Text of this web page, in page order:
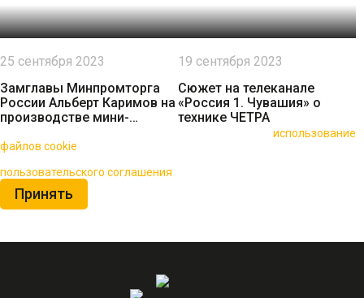
25 сентября 2023
Замглавы Минпромторга
России Альберт Каримов на
производстве мини-
Саранск
19 сентября 2023
Сюжет на телеканале
«Россия 1. Чувашия» о
технике ЧЕТРА
использование
файлов cookie
пользовательского соглашения
Принять